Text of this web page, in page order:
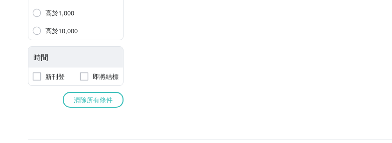
高於1,000
高於10,000
時間
新刊登 即將結標
清除所有條件